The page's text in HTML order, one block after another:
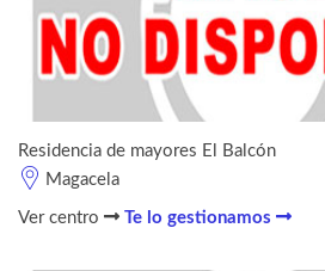
Residencia de mayores El Balcón
Magacela
Ver centro Te lo gestionamos